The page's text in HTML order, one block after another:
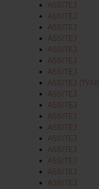
ASSITEJ
ASSITEJ
ASSITEJ
ASSITEJ
ASSITEJ
ASSITEJ
ASSITEJ
ASSITEJ (TYAI)
ASSITEJ
ASSITEJ
ASSITEJ
ASSITEJ
ASSITEJ
ASSITEJ
ASSITEJ
ASSITEJ
ASSITEJ